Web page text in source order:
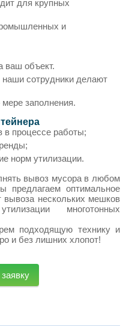
для крупных
и
ваш объект.
сотрудники делают
заполнения.
в процессе работы;
норм утилизации.
вывоз мусора в любом
оптимальное
нескольких мешков
многотонных
подходящую технику и
и без лишних хлопот!